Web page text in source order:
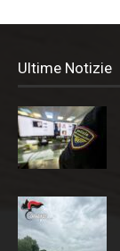
Ultime Notizie